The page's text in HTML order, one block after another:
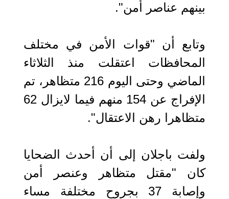
بينهم عناصر أمن".
وتابع أن "قوات الأمن في مختلف
المحافظات اعتقلت منذ الثلاثاء
الماضي وحتى اليوم 216 متظاهر، تم
الإفراج عن 154 منهم فيما لايزال 62
متظاهرا رهن الاعتقال".
ولفت باجلان إلى أن أحدث الضحايا
كان "مقتل متظاهر وعنصر أمن
وإصابة 37 بجروح مختلفة مساء